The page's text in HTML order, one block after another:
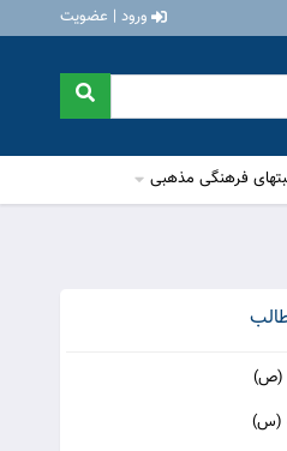
ورود | عضویت
فرهنگی مذهبی
(ص)
(س)